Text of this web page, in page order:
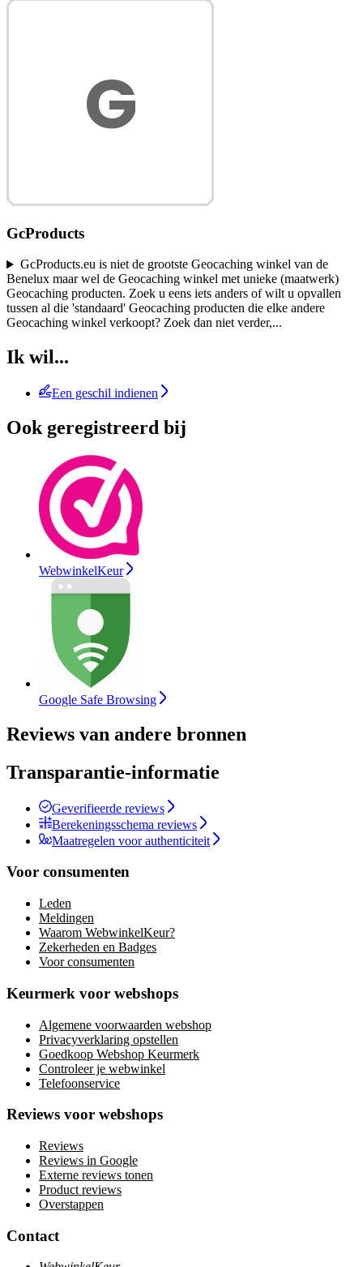
GcProducts
GcProducts.eu is niet de grootste Geocaching winkel van de
Benelux maar wel de Geocaching winkel met unieke (maatwerk)
Geocaching producten. Zoek u eens iets anders of wilt u opvallen
tussen al die 'standaard' Geocaching producten die elke andere
Geocaching winkel verkoopt? Zoek dan niet verder,...
Ik wil...
Een geschil indienen
Ook geregistreerd bij
WebwinkelKeur
Google Safe Browsing
Reviews van andere bronnen
Transparantie-informatie
Geverifieerde reviews
Berekeningsschema reviews
Maatregelen voor authenticiteit
Voor consumenten
Leden
Meldingen
Waarom WebwinkelKeur?
Zekerheden en Badges
Voor consumenten
Keurmerk voor webshops
Algemene voorwaarden webshop
Privacyverklaring opstellen
Goedkoop Webshop Keurmerk
Controleer je webwinkel
Telefoonservice
Reviews voor webshops
Reviews
Reviews in Google
Externe reviews tonen
Product reviews
Overstappen
Contact